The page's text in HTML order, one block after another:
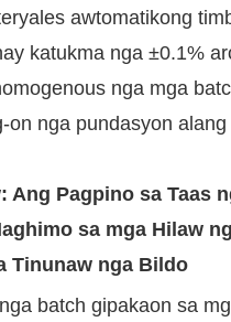
awtomatikong
katukma nga ±0.1%
nga mga
on nga pundasyon alang
Ang Pagpino sa Taas
sa mga Hilaw
Tinunaw nga Bildo
batch gipakaon sa